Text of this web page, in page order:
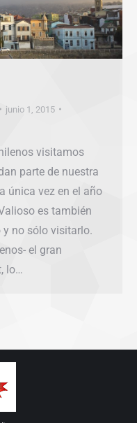
junio 1, 2015
visitamos
parte de nuestra
única vez en el año
es también
no sólo visitarlo.
el gran
lo…